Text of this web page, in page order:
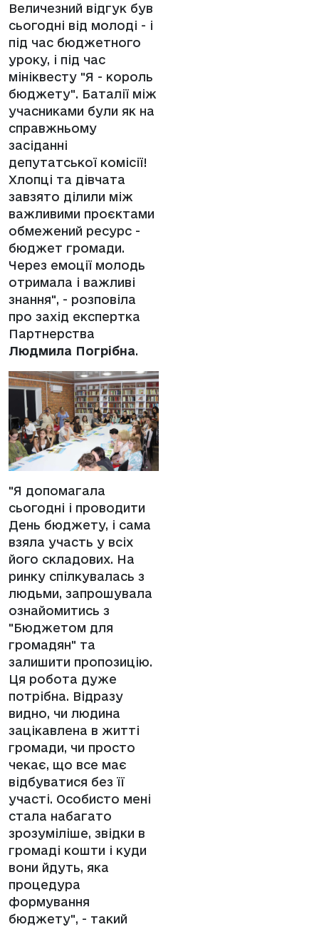
Величезний відгук був
сьогодні від молоді - і
під час бюджетного
уроку, і під час
мініквесту "Я - король
бюджету". Баталії між
учасниками були як на
справжньому
засіданні
депутатської комісії!
Хлопці та дівчата
завзято ділили між
важливими проєктами
обмежений ресурс -
бюджет громади.
Через емоції молодь
отримала і важливі
знання", - розповіла
про захід експертка
Партнерства
Людмила Погрібна.
"Я допомагала
сьогодні і проводити
День бюджету, і сама
взяла участь у всіх
його складових. На
ринку спілкувалась з
людьми, запрошувала
ознайомитись з
"Бюджетом для
громадян" та
залишити пропозицію.
Ця робота дуже
потрібна. Відразу
видно, чи людина
зацікавлена в житті
громади, чи просто
чекає, що все має
відбуватися без її
участі. Особисто мені
стала набагато
зрозуміліше, звідки в
громаді кошти і куди
вони йдуть, яка
процедура
формування
бюджету", - такий